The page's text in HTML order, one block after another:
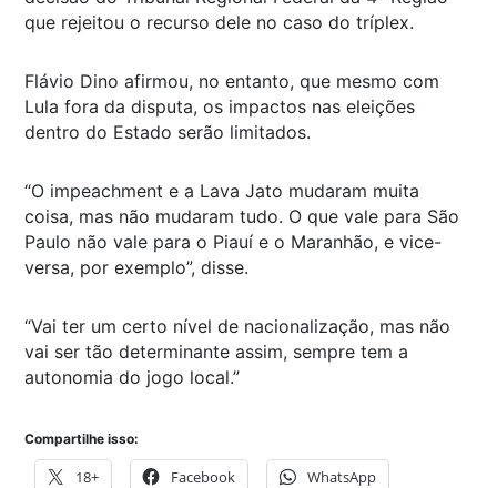
que rejeitou o recurso dele no caso do tríplex.
Flávio Dino afirmou, no entanto, que mesmo com
Lula fora da disputa, os impactos nas eleições
dentro do Estado serão limitados.
“O impeachment e a Lava Jato mudaram muita
coisa, mas não mudaram tudo. O que vale para São
Paulo não vale para o Piauí e o Maranhão, e vice-
versa, por exemplo”, disse.
“Vai ter um certo nível de nacionalização, mas não
vai ser tão determinante assim, sempre tem a
autonomia do jogo local.”
Compartilhe isso:
18+ Facebook WhatsApp